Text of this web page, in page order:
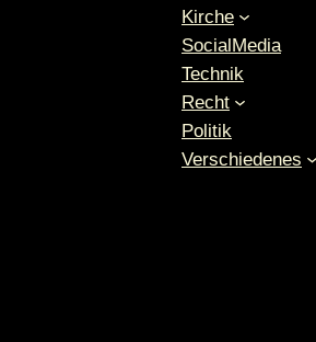
Kirche
SocialMedia
Technik
Recht
Politik
Verschiedenes